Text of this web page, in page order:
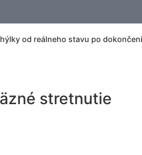
od reálneho stavu po
stretnutie